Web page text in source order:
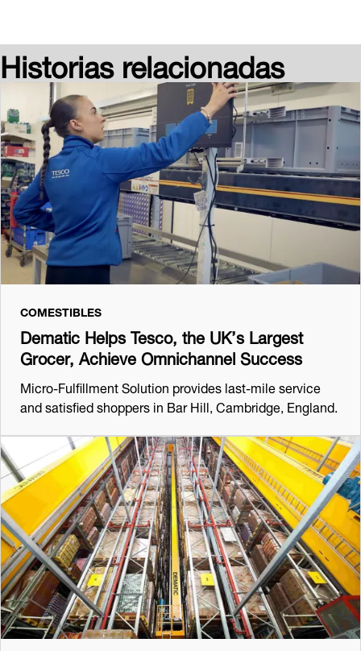
Historias relacionadas
COMESTIBLES
Dematic Helps Tesco, the UK’s Largest
Grocer, Achieve Omnichannel Success
Micro-Fulfillment Solution provides last-mile service
and satisfied shoppers in Bar Hill, Cambridge, England.